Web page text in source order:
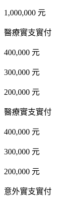
1,000,000 元
醫療實支實付
400,000 元
300,000 元
200,000 元
醫療實支實付
400,000 元
300,000 元
200,000 元
意外實支實付